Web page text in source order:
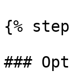
{%
###